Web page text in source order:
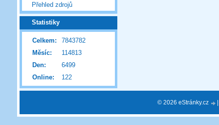
Přehled zdrojů
Statistiky
Online: 122
Celkem:
7843782
Měsíc:
114813
Den:
6499
© 2026 eStránky.cz